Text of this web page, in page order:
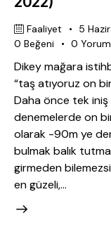
Faaliyet 5
0 Beğeni 0 Yorum
Dikey mağara
“taş atıyoruz on
Daha önce tek iniş
denemelerde on
olarak -90m ye
bulmak balık
girmeden
en güzeli,…